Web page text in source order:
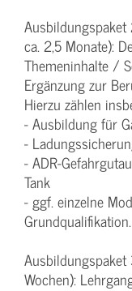
ca. 2,5 Monate):
Themeninhalte /
Ergänzung zur
Hierzu zählen
- Ausbildung für
-
- ADR-
Tank
- ggf. einzelne
Grundqualifikation.
Wochen):